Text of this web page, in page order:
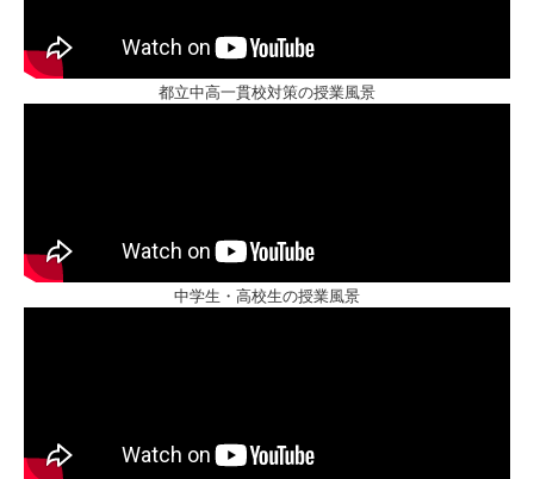
都立中高一貫校対策の授業風景
中学生・高校生の授業風景